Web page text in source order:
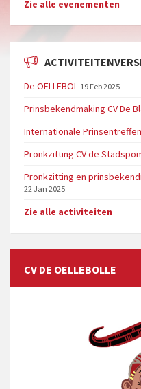
Zie alle evenementen
De OELLEBOL 19 Feb 2025
Prinsbekendmaking CV De
Internationale
Pronkzitting CV de
Pronkzitting en
22 Jan 2025
Zie alle activiteiten
CV DE OELLEBOLLE